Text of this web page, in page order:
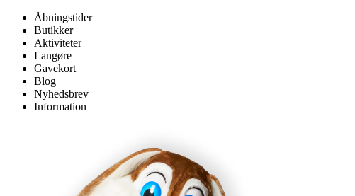
Åbningstider
Butikker
Aktiviteter
Langøre
Gavekort
Blog
Nyhedsbrev
Information